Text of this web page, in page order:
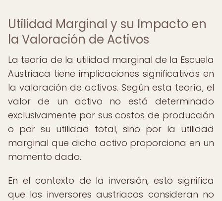
Utilidad Marginal y su Impacto en
la Valoración de Activos
La teoría de la utilidad marginal de la Escuela
Austriaca tiene implicaciones significativas en
la valoración de activos. Según esta teoría, el
valor de un activo no está determinado
exclusivamente por sus costos de producción
o por su utilidad total, sino por la utilidad
marginal que dicho activo proporciona en un
momento dado.
En el contexto de la inversión, esto significa
que los inversores austriacos consideran no